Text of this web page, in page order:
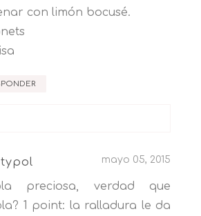
con limón bocusé.
mayo 05, 2015
preciosa, verdad que
1 point: la ralladura le da